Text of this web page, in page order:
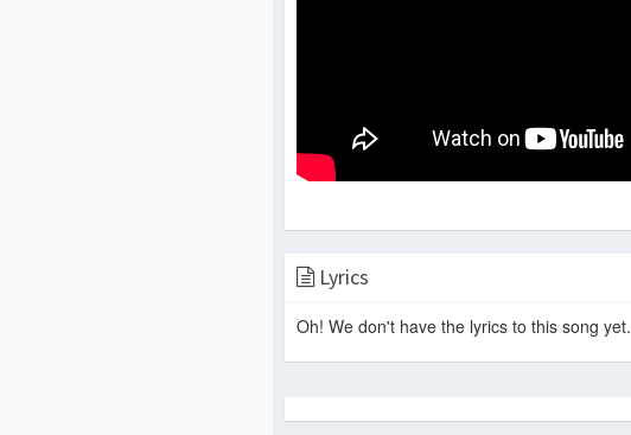
Lyrics
Oh! We don't have the lyrics to this song yet.